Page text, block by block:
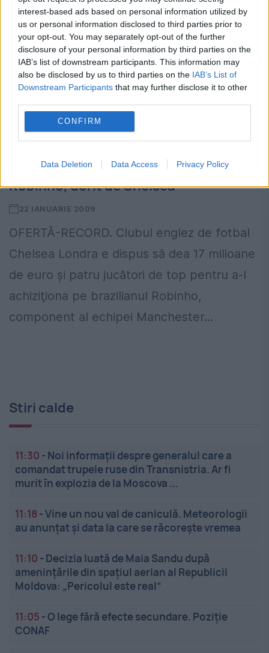
interest-based ads based on personal information utilized by
us or personal information disclosed to third parties prior to
your opt-out. You may separately opt-out of the further
disclosure of your personal information by third parties on the
IAB’s list of downstream participants. This information may
also be disclosed by us to third parties on the IAB’s List of
Downstream Participants that may further disclose it to other
CONFIRM
Data Deletion Data Access Privacy Policy
28 IANUARIE 2009
După două zile de când Clubul Manchester
City a anunţat că îl va sancţiona financiar
pe atacantul brazilian pentru că a părăsit,
săptămâna trecută, centrul de
antrenament al clubului fără...
Robinho, dorit de Chelsea
22 IANUARIE 2009
OFERTĂ-RECORD. Clubul englez de fotbal
Chelsea Londra e dispus să dea 17 milioane
de euro şi patru jucători de top pentru a-l
achiziţiona pe brazilianul Robinho,
component al echipei Manchester...
Stiri calde
11:30 - Noi informații despre generalul care a
comandat trupele ruse din Transnistria. Ar fi
murit în explozia de la Moscova ...
11:18 -Vine un nou val de caniculă. Meteorologii
au anunțat și data la care se răcorește vremea
11:10 - Decizia luată de Maia Sandu după
amenințările din spațiul aerian al Republicii
Moldova: „Pericolul este real”
11:05 -O lege fără efecte secundare. Poziție
CONAF